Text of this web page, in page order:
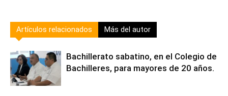
Artículos relacionados Más del autor
Bachillerato sabatino, en el Colegio de
Bachilleres, para mayores de 20 años.